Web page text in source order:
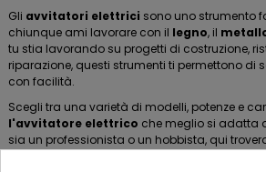
Gli avvitatori elettrici sono uno strumento
chiunque ami lavorare con il legno, il
tu stia lavorando su progetti di costruzione,
riparazione, questi strumenti ti permettono di
con facilità.
Scegli tra una varietà di modelli, potenze e
l'avvitatore elettrico che meglio si adatta
sia un professionista o un hobbista, qui